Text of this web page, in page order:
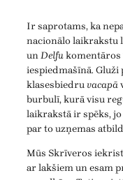
Ir saprotams, ka
nacionālo laikrakstu
unDelfukomentāros
iespiedmašīnā.
klasesbiedruvacapā
burbulī, kurā visu
laikrakstā ir spēks,
par to uzņemas
Mūs Skrīveros
ar lakšiem un esam